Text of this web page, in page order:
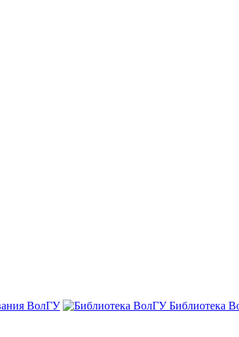
ВолГУ Библиотека